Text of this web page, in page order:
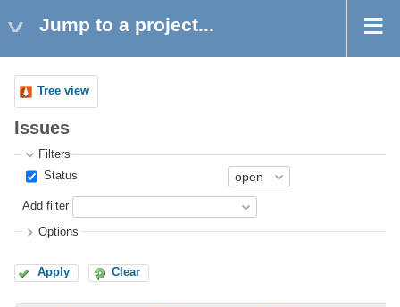
Jump to a project...
Tree view
Issues
Filters
Status
Add filter
Options
Apply Clear